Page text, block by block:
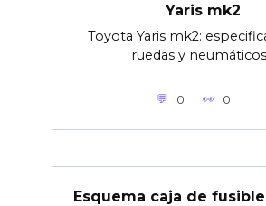
Yaris mk2
Toyota Yaris mk2:
ruedas y neumáticos
0 0
Esquema caja de